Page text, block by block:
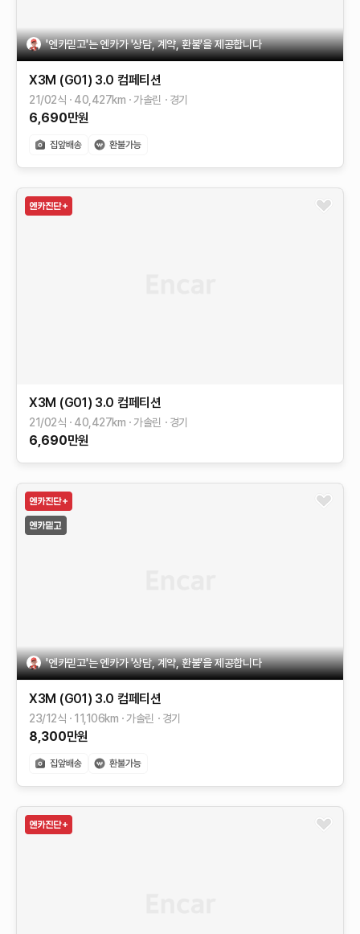
'엔카믿고'는 엔카가 '상담, 계약, 환불'을 제공합니다
X3M (G01) 3.0 컴페티션
21/02식 40,427km 가솔린 경기
6,690만원
X3M (G01) 3.0 컴페티션
21/02식 40,427km 가솔린 경기
6,690만원
'엔카믿고'는 엔카가 '상담, 계약, 환불'을 제공합니다
X3M (G01) 3.0 컴페티션
23/12식 11,106km 가솔린 경기
8,300만원